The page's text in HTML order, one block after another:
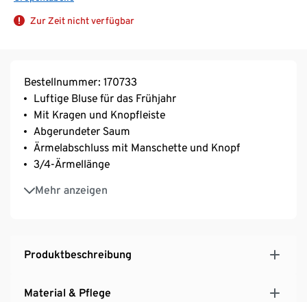
Zur Zeit nicht verfügbar
Bestellnummer: 170733
Luftige Bluse für das Frühjahr
Mit Kragen und Knopfleiste
Abgerundeter Saum
Ärmelabschluss mit Manschette und Knopf
3/4-Ärmellänge
Mehr anzeigen
Hergestellt aus 100 % Baumwolle
Gina ist 177 cm groß und trägt Größe 36
Produktbeschreibung
Material & Pflege